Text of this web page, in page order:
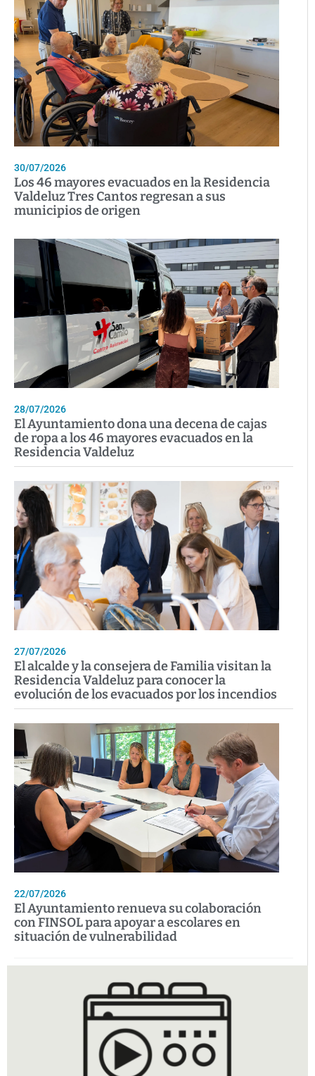
30/07/2026
Los 46 mayores evacuados en la Residencia
Valdeluz Tres Cantos regresan a sus
municipios de origen
28/07/2026
El Ayuntamiento dona una decena de cajas
de ropa a los 46 mayores evacuados en la
Residencia Valdeluz
27/07/2026
El alcalde y la consejera de Familia visitan la
Residencia Valdeluz para conocer la
evolución de los evacuados por los incendios
22/07/2026
El Ayuntamiento renueva su colaboración
con FINSOL para apoyar a escolares en
situación de vulnerabilidad